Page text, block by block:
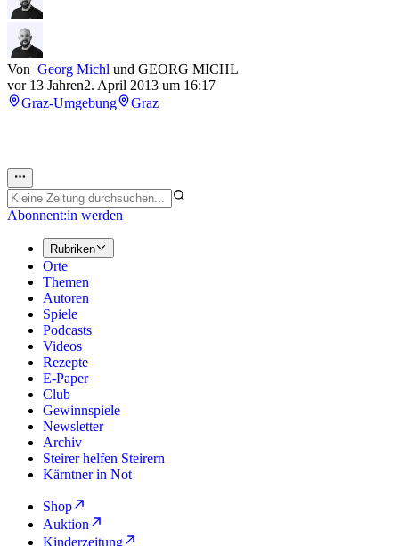
Von Georg Michl und GEORG MICHL
vor 13 Jahren2. April 2013 um 16:17
Graz-Umgebung
Graz
Abonnent:in werden
Rubriken
Orte
Themen
Autoren
Spiele
Podcasts
Videos
Rezepte
E-Paper
Club
Gewinnspiele
Newsletter
Archiv
Steirer helfen Steirern
Kärntner in Not
Shop
Auktion
Kinderzeitung